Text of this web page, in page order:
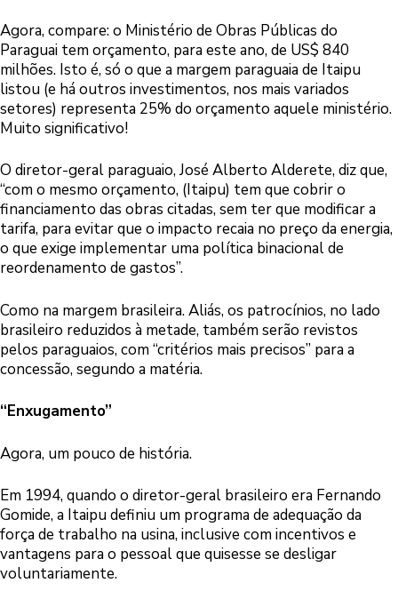
Agora, compare: o Ministério de Obras Públicas do
Paraguai tem orçamento, para este ano, de US$ 840
milhões. Isto é, só o que a margem paraguaia de Itaipu
listou (e há outros investimentos, nos mais variados
setores) representa 25% do orçamento aquele ministério.
Muito significativo!
O diretor-geral paraguaio, José Alberto Alderete, diz que,
“com o mesmo orçamento, (Itaipu) tem que cobrir o
financiamento das obras citadas, sem ter que modificar a
tarifa, para evitar que o impacto recaia no preço da energia,
o que exige implementar uma política binacional de
reordenamento de gastos”.
Como na margem brasileira. Aliás, os patrocínios, no lado
brasileiro reduzidos à metade, também serão revistos
pelos paraguaios, com “critérios mais precisos” para a
concessão, segundo a matéria.
“Enxugamento”
Agora, um pouco de história.
Em 1994, quando o diretor-geral brasileiro era Fernando
Gomide, a Itaipu definiu um programa de adequação da
força de trabalho na usina, inclusive com incentivos e
vantagens para o pessoal que quisesse se desligar
voluntariamente.